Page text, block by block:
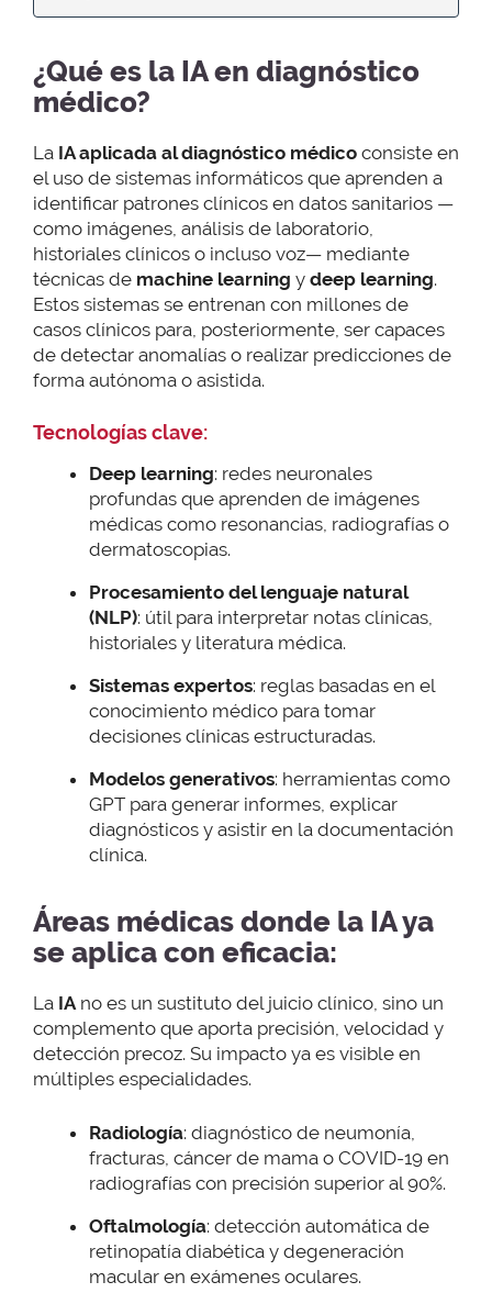
¿Qué es la IA en diagnóstico
médico?
La IA aplicada al diagnóstico médico consiste en
el uso de sistemas informáticos que aprenden a
identificar patrones clínicos en datos sanitarios —
como imágenes, análisis de laboratorio,
historiales clínicos o incluso voz— mediante
técnicas de machine learning y deep learning.
Estos sistemas se entrenan con millones de
casos clínicos para, posteriormente, ser capaces
de detectar anomalías o realizar predicciones de
forma autónoma o asistida.
Tecnologías clave:
Deep learning: redes neuronales
profundas que aprenden de imágenes
médicas como resonancias, radiografías o
dermatoscopias.
Procesamiento del lenguaje natural
(NLP): útil para interpretar notas clínicas,
historiales y literatura médica.
Sistemas expertos: reglas basadas en el
conocimiento médico para tomar
decisiones clínicas estructuradas.
Modelos generativos: herramientas como
GPT para generar informes, explicar
diagnósticos y asistir en la documentación
clínica.
Áreas médicas donde la IA ya
se aplica con eficacia:
La IAno es un sustituto del juicio clínico, sino un
complemento que aporta precisión, velocidad y
detección precoz. Su impacto ya es visible en
múltiples especialidades.
Radiología: diagnóstico de neumonía,
fracturas, cáncer de mama o COVID-19 en
radiografías con precisión superior al 90%.
Oftalmología: detección automática de
retinopatía diabética y degeneración
macular en exámenes oculares.